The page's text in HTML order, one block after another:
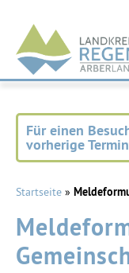
Landkreis
Regen
Für einen
vorherige
Startseite »